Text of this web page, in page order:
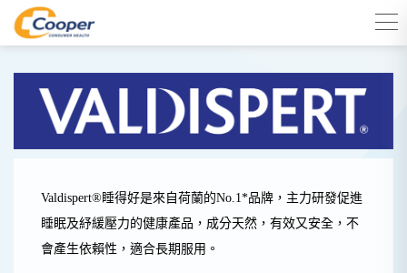
Valdispert®睡得好是來自荷蘭的No.1*品牌，主力研發促進
睡眠及紓緩壓力的健康產品，成分天然，有效又安全，不
會產生依賴性，適合長期服用。